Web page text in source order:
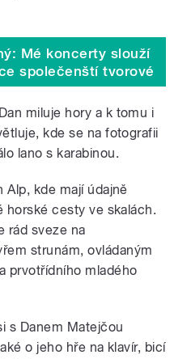
Mé koncerty slouží
společenští tvorové
miluje hory a k tomu i
kde se na fotografii
lano s karabinou.
Alp, kde mají údajně
horské cesty ve skalách.
rád sveze na
strunám, ovládaným
prvotřídního mladého
s Danem Matejčou
o jeho hře na klavír, bicí